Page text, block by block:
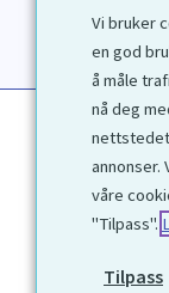
Vi bruker
en god
å måle
nå deg
annonser.
våre
"Tilpass".
Tilpass